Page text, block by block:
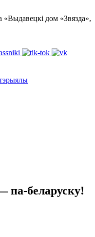
дом «Звязда»,
па-беларуску!